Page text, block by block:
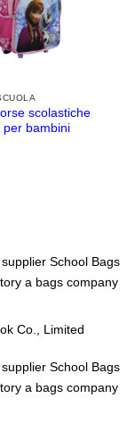
scolastiche
per bambini
School Bags
a bags company
Co., Limited
School Bags
a bags company